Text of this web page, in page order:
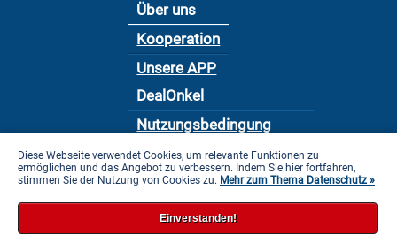
Über uns
Kooperation
Unsere APP
DealOnkel
Nutzungsbedingung
Datenschutzbestimmung
Impressum
Diese Webseite verwendet Cookies, um relevante Funktionen zu
ermöglichen und das Angebot zu verbessern. Indem Sie hier fortfahren,
stimmen Sie der Nutzung von Cookies zu. Mehr zum Thema Datenschutz »